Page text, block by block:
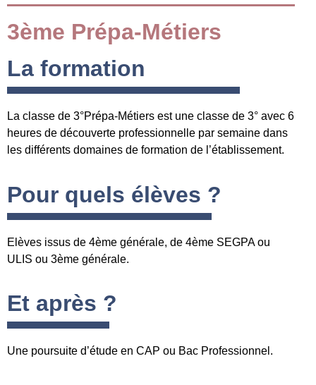
3ème Prépa-Métiers
La formation
La classe de 3°Prépa-Métiers est une classe de 3° avec 6
heures de découverte professionnelle par semaine dans
les différents domaines de formation de l’établissement.
Pour quels élèves ?
Elèves issus de 4ème générale, de 4ème SEGPA ou
ULIS ou 3ème générale.
Et après ?
Une poursuite d’étude en CAP ou Bac Professionnel.